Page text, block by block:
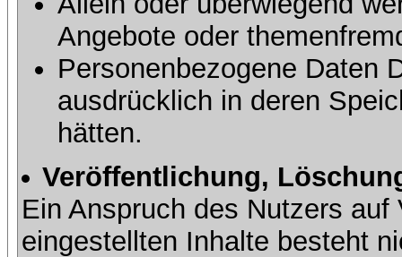
Angebote oder
Personenbezogene Daten
ausdrücklich in deren
hätten.
Veröffentlichung,
Ein Anspruch des Nutzers
eingestellten Inhalte besteht